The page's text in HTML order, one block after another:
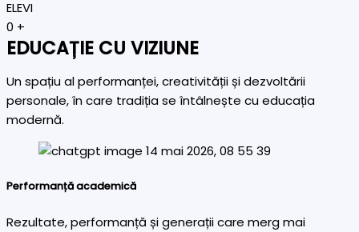
ELEVI
0 +
EDUCAȚIE CU VIZIUNE
Un spațiu al performanței, creativității și dezvoltării
personale, în care tradiția se întâlnește cu educația
modernă.
Performanță academică
Rezultate, performanță și generații care merg mai